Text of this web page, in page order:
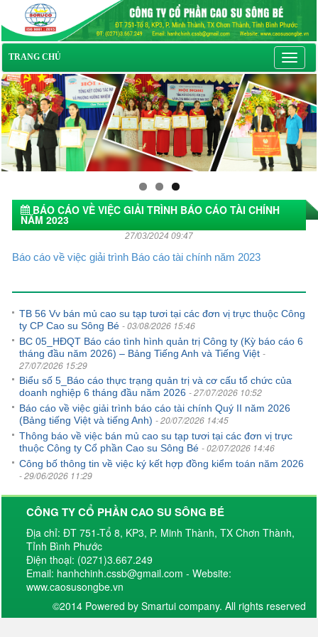
TRANG CHỦ
BÁO CÁO VỀ VIỆC GIẢI TRÌNH BÁO CÁO TÀI CHÍNH
NĂM 2023
27/03/2024 09:47
Báo cáo về việc giải trình Báo cáo tài chính năm 2023
TB 56 Vv bán mủ cao su tạp tươi tại các đơn vị trực thuộc Công
ty CP Cao su Sông Bé - 03/08/2026 15:46
BC 05_HĐQT Báo cáo tình hình quản trị Công ty (Kỳ báo cáo 6
tháng đầu năm 2026) – Bảng Tiếng Anh và Tiếng Việt -
27/07/2026 15:29
Biểu số 5_Báo cáo thực trạng quản trị và cơ cấu tổ chức của
doanh nghiệp 6 tháng đầu năm 2026 - 27/07/2026 10:52
Báo cáo về việc giải trình báo cáo tài chính Quý II năm 2026
(Bảng tiếng Việt và tiếng Anh) - 20/07/2026 14:45
Thông báo về việc bán mủ cao su tạp tươi tại các đơn vị trực
thuộc Công ty Cổ phần Cao su Sông Bé - 02/07/2026 14:46
Công bố thông tin về việc ký kết hợp đồng kiểm toán năm 2026
- 29/06/2026 11:29
CÔNG TY CỔ PHẦN CAO SU SÔNG BÉ
Địa chỉ: ĐT 751-Tổ 8, KP3, P. Minh Thành, TX Chơn Thành,
Tỉnh Bình Phước
Điện thoại: (0271)3.667.249
Email: hanhchinh.cssb@gmail.com - Website:
www.caosusongbe.vn
©2014 Powered by Smartui company. All rights reserved